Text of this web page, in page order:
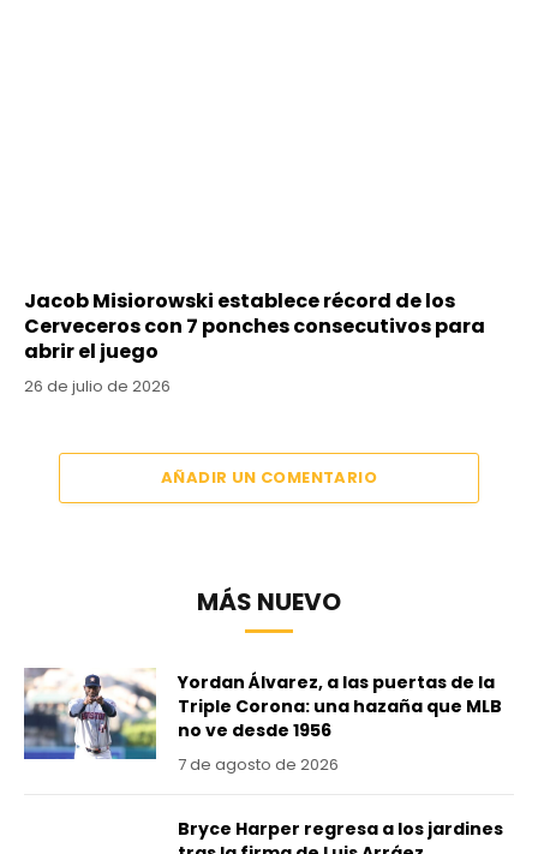
Jacob Misiorowski establece récord de los
Cerveceros con 7 ponches consecutivos para
abrir el juego
26 de julio de 2026
AÑADIR UN COMENTARIO
MÁS NUEVO
Yordan Álvarez, a las puertas de la
Triple Corona: una hazaña que MLB
no ve desde 1956
7 de agosto de 2026
Bryce Harper regresa a los jardines